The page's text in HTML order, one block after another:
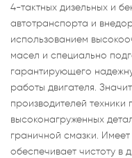
4-тактных дизельных и
автотранспорта и
использованием
масел и специально
гарантирующего
работы двигателя.
производителей
высоконагруженных
граничной смазки.
обеспечивает чистоту в